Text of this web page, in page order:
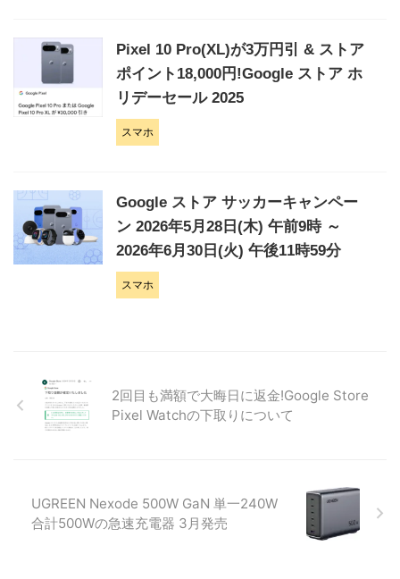
Pixel 10 Pro(XL)が3万円引 & ストア
ポイント18,000円!Google ストア ホ
リデーセール 2025
スマホ
Google ストア サッカーキャンペー
ン 2026年5月28日(木) 午前9時 ～
2026年6月30日(火) 午後11時59分
スマホ
2回目も満額で大晦日に返金!Google Store
Pixel Watchの下取りについて
UGREEN Nexode 500W GaN 単一240W
合計500Wの急速充電器 3月発売